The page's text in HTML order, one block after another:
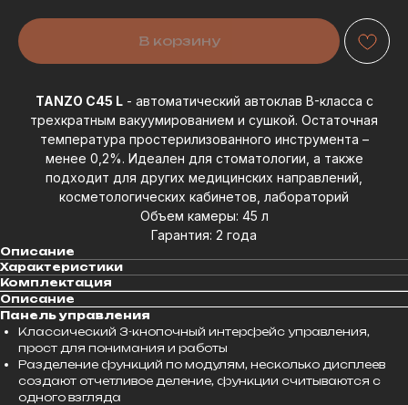
В корзину
TANZO C45 L- автоматический автоклав B-класса с
трехкратным вакуумированием и сушкой. Остаточная
температура простерилизованного инструмента –
менее 0,2%. Идеален для стоматологии, а также
подходит для других медицинских направлений,
косметологических кабинетов, лабораторий
Объем камеры: 45 л
Гарантия: 2 года
Описание
Характеристики
Комплектация
Описание
Панель управления
Классический 3-кнопочный интерфейс управления,
прост для понимания и работы
Разделение функций по модулям, несколько дисплеев
создают отчетливое деление, функции считываются с
одного взгляда